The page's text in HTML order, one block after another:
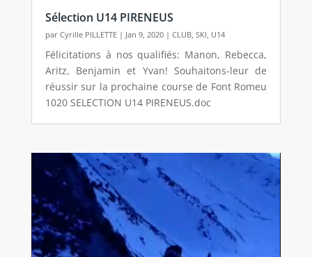
Sélection U14 PIRENEUS
par Cyrille PILLETTE| Jan 9, 2020| CLUB, SKI U14
Félicitations à nos qualifiés: Manon, Rebecca,
Aritz, Benjamin et Yvan! Souhaitons-leur de
réussir sur la prochaine course de Font Romeu
1020 SELECTION U14 PIRENEUS.doc